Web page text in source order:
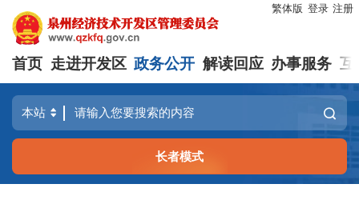
繁体版 登录 注册
首页 走进开发区 政务公开 解读回应 办事服务 互
长者模式